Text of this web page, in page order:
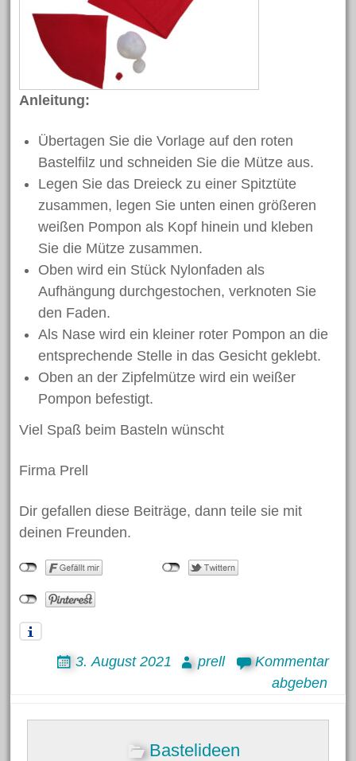
Bastelidee Basteln Beton
Bügelperlen Deko
Fasching Frühling Gartendekoration
Geschenk
Kinder Laterne
Laternenumzug Licht Modellieren Muttertag
Osterdeko Osterei Ostereier
Osterhase Ostern Osternest
Schlüsselanhänger Schmuck Schulanfang Schule
Schultüte Silk Clay Teelicht
Weihnachten Weihnachtsdeko
Zuckertüte
Kommentar-Feed
WordPress.org
Search
Anleitung:
Übertagen Sie die Vorlage auf den roten
Bastelfilz und schneiden Sie die Mütze aus.
Legen Sie das Dreieck zu einer Spitztüte
zusammen, legen Sie unten einen größeren
weißen Pompon als Kopf hinein und kleben
Sie die Mütze zusammen.
Oben wird ein Stück Nylonfaden als
Aufhängung durchgestochen, verknoten Sie
den Faden.
Als Nase wird ein kleiner roter Pompon an die
entsprechende Stelle in das Gesicht geklebt.
Oben an der Zipfelmütze wird ein weißer
Pompon befestigt.
Viel Spaß beim Basteln wünscht
Firma Prell
Dir gefallen diese Beiträge, dann teile sie mit
deinen Freunden.
3. August 2021 prell
Kommentar
abgeben
Bastelideen